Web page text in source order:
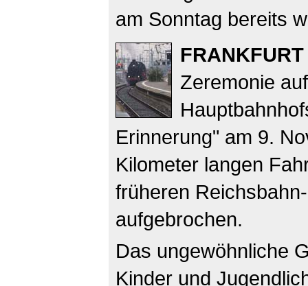
am Sonntag bereits
FRANKFURT
Zeremonie
Erinnerung" am 9.
Kilometer langen
früheren
aufgebrochen.
Das ungewöhnliche
Kinder und